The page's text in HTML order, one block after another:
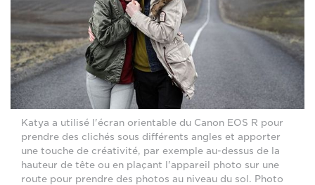
Katya a utilisé l'écran orientable du Canon EOS R pour
prendre des clichés sous différents angles et apporter
une touche de créativité, par exemple au-dessus de la
hauteur de tête ou en plaçant l'appareil photo sur une
route pour prendre des photos au niveau du sol. Photo